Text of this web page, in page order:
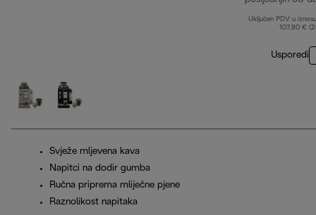
Uključen PDV u
107,80 €
Usporedi
Svježe mljevena kava
Napitci na dodir gumba
Ručna priprema mliječne pjene
Raznolikost napitaka